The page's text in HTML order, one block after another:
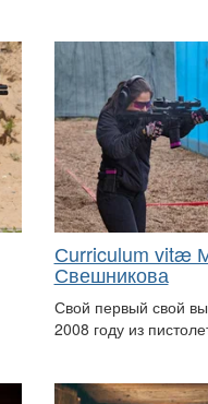
Сurriculum vitæ
Свешникова
Свой первый свой
2008 году из